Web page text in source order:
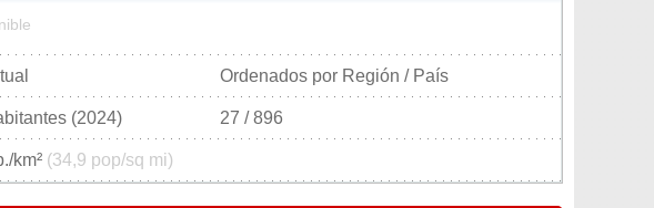
Ordenados por Región / País
(2024) 27 / 896
km² (34,9 pop/sq mi)